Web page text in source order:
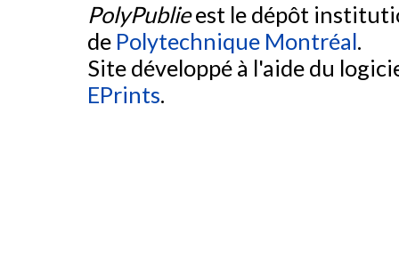
PolyPublieest le dépôt
de Polytechnique Montréal.
Site développé à l'aide du
EPrints.